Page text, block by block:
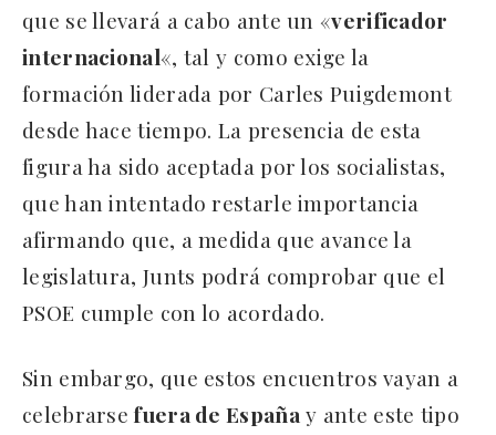
que se llevará a cabo ante un «verificador
internacional«, tal y como exige la
formación liderada por Carles Puigdemont
desde hace tiempo. La presencia de esta
figura ha sido aceptada por los socialistas,
que han intentado restarle importancia
afirmando que, a medida que avance la
legislatura, Junts podrá comprobar que el
PSOE cumple con lo acordado.
Sin embargo, que estos encuentros vayan a
celebrarse fuera de España y ante este tipo